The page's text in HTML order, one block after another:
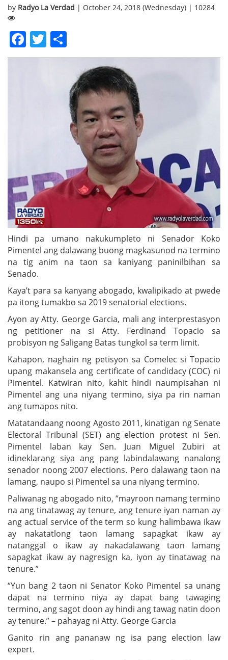
by Radyo La Verdad | October 24, 2018 (Wednesday) | 10284
Facebook
Twitter
Hindi pa umano nakukumpleto ni Senador Koko
Pimentel ang dalawang buong magkasunod na termino
na tig anim na taon sa kaniyang paninilbihan sa
Senado.
Kaya’t para sa kanyang abogado, kwalipikado at pwede
pa itong tumakbo sa 2019 senatorial elections.
Ayon ay Atty. George Garcia, mali ang interprestasyon
ng petitioner na si Atty. Ferdinand Topacio sa
probisyon ng Saligang Batas tungkol sa term limit.
Kahapon, naghain ng petisyon sa Comelec si Topacio
upang makansela ang certificate of candidacy (COC) ni
Pimentel. Katwiran nito, kahit hindi naumpisahan ni
Pimentel ang una niyang termino, siya pa rin naman
ang tumapos nito.
Matatandaang noong Agosto 2011, kinatigan ng Senate
Electoral Tribunal (SET) ang election protest ni Sen.
Pimentel laban kay Sen. Juan Miguel Zubiri at
idineklarang siya ang pang labindalawang nanalong
senador noong 2007 elections. Pero dalawang taon na
lamang, naupo si Pimentel sa una niyang termino.
Paliwanag ng abogado nito, “mayroon namang termino
na ang tinatawag ay tenure, ang tenure iyan naman ay
ang actual service of the term so kung halimbawa ikaw
ay nakatatlong taon lamang sapagkat ikaw ay
natanggal o ikaw ay nakadalawang taon lamang
sapagkat ikaw ay nagresign ka, iyon ay tinatawag na
tenure.”
“Yun bang 2 taon ni Senator Koko Pimentel sa unang
dapat na termino niya ay dapat bang tawaging
termino, ang sagot doon ay hindi ang tawag natin doon
ay tenure.” – pahayag ni Atty. George Garcia
Ganito rin ang pananaw ng isa pang election law
expert.